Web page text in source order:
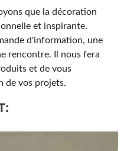
que la décoration
et inspirante.
d'information, une
rencontre. Il nous fera
et de vous
de vos projets.